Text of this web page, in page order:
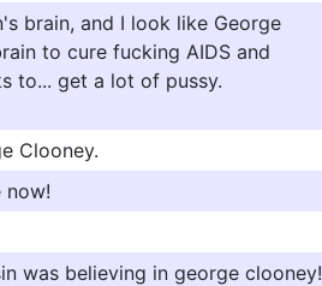
brain, and I look like George
to cure fucking AIDS and
to... get a lot of pussy.
Clooney.
now!
was believing in george clooney!